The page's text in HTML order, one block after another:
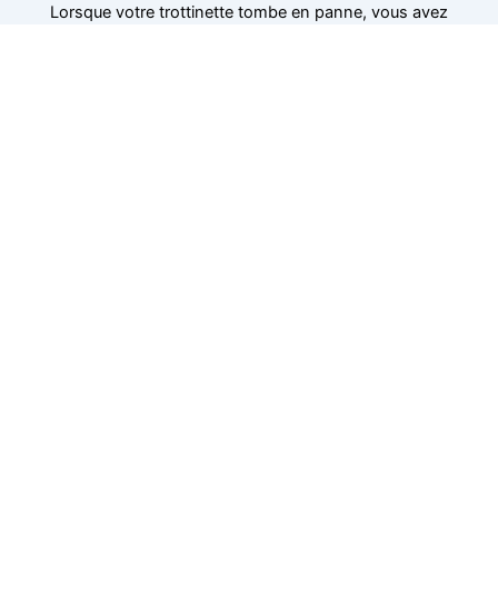
Lorsque votre trottinette tombe en panne, vous avez